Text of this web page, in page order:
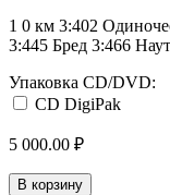
1 0 км 3:402
3:445 Бред 3:466
Упаковка CD/DVD:
CD DigiPak
5 000.00 ₽
В корзину